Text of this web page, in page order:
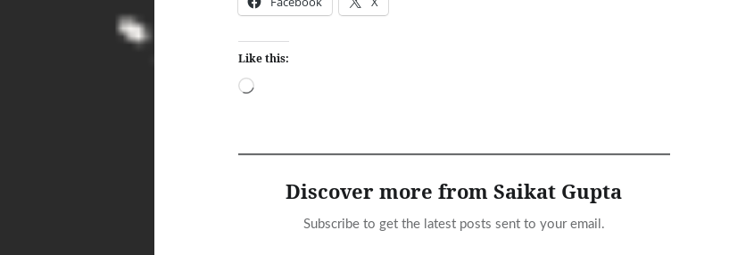
Like this:
Loading…
Discover more from Saikat Gupta
Subscribe to get the latest posts sent to your email.